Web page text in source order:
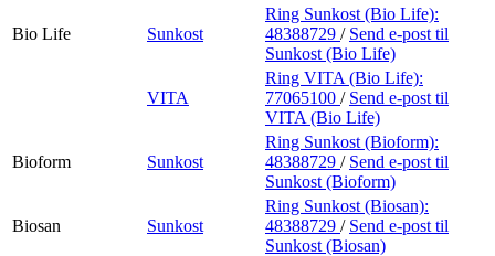
Bio Life Sunkost
Ring Sunkost (Bio Life):
48388729 / Send e-post til
Sunkost (Bio Life)
VITA
Ring VITA (Bio Life):
77065100 / Send e-post til
VITA (Bio Life)
Bioform Sunkost
Ring Sunkost (Bioform):
48388729 / Send e-post til
Sunkost (Bioform)
Biosan Sunkost
Ring Sunkost (Biosan):
48388729 / Send e-post til
Sunkost (Biosan)